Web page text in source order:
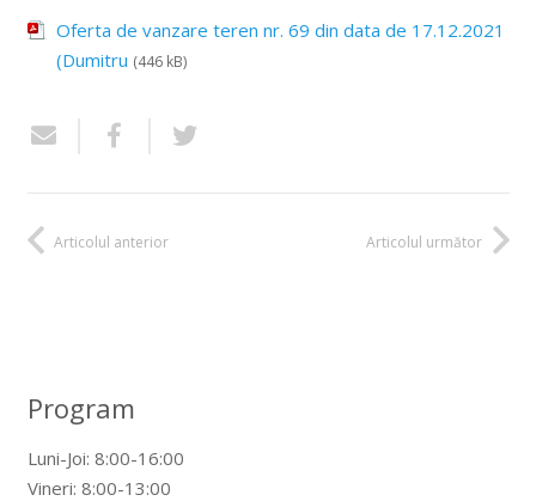
Oferta de vanzare teren nr. 69 din data de 17.12.2021
(Dumitru (446 kB)
Articolul anterior Articolul următor
Program
Luni-Joi: 8:00-16:00
Vineri: 8:00-13:00